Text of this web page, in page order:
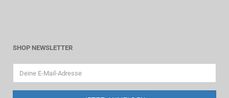
SHOP NEWSLETTER